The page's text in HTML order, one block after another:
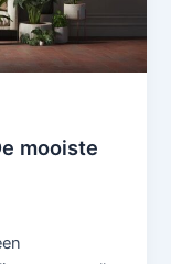
mooiste